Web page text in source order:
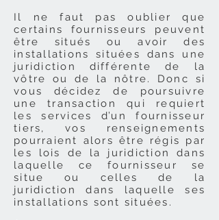
Il ne faut pas oublier que
certains fournisseurs peuvent
être situés ou avoir des
installations situées dans une
juridiction différente de la
vôtre ou de la nôtre. Donc si
vous décidez de poursuivre
une transaction qui requiert
les services d’un fournisseur
tiers, vos renseignements
pourraient alors être régis par
les lois de la juridiction dans
laquelle ce fournisseur se
situe ou celles de la
juridiction dans laquelle ses
installations sont situées.